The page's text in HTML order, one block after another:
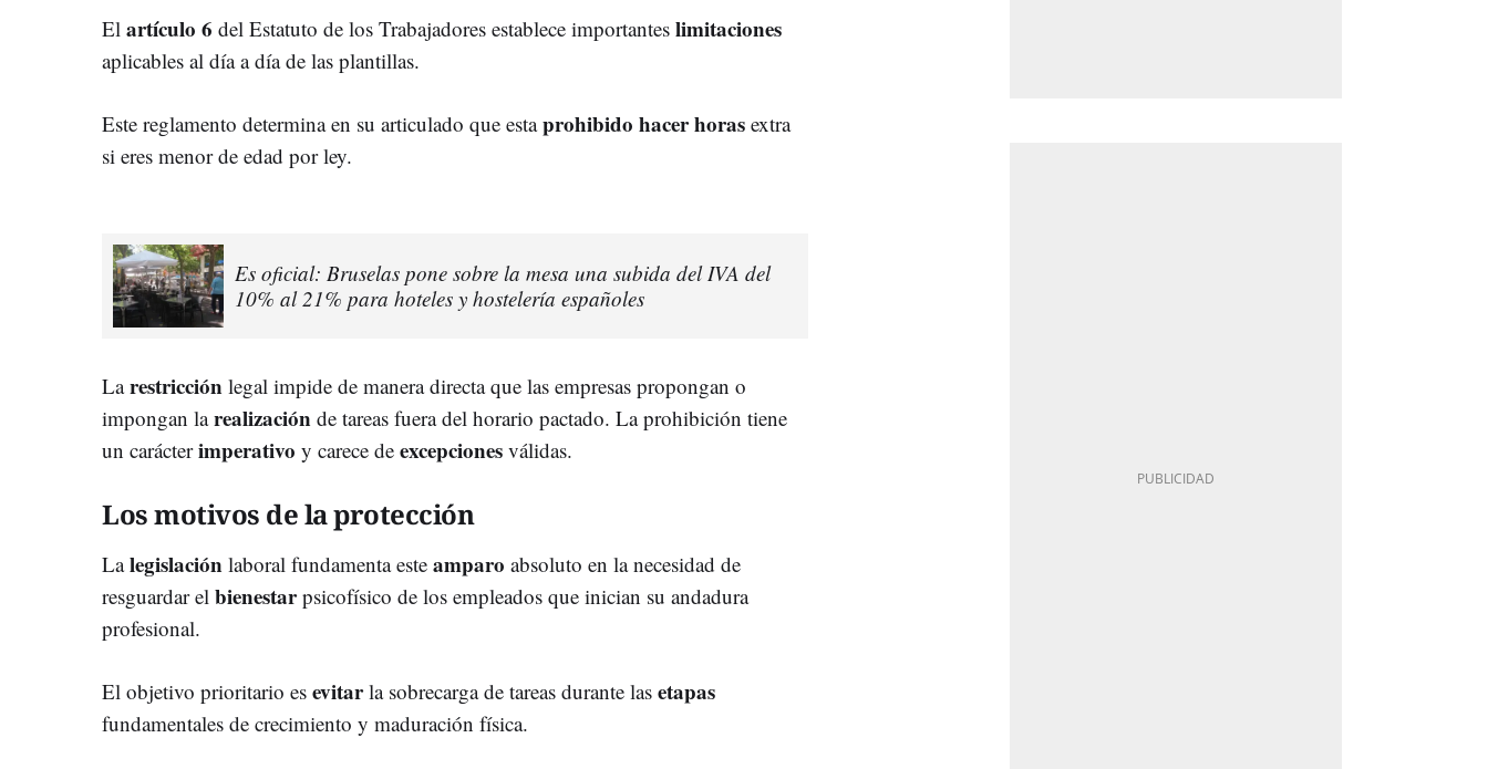
El artículo 6 del Estatuto de los Trabajadores establece importantes limitaciones
aplicables al día a día de las plantillas.
Este reglamento determina en su articulado que estaprohibido hacer horas extra
si eres menor de edad por ley.
Es oficial: Bruselas pone sobre la mesa una subida del IVA del
10% al 21% para hoteles y hostelería españoles
Larestricción legal impide de manera directa que las empresas propongan o
impongan larealización de tareas fuera del horario pactado. La prohibición tiene
un carácterimperativo y carece de excepciones válidas.
Los motivos de la protección
Lalegislación laboral fundamenta este amparo absoluto en la necesidad de
resguardar el bienestarpsicofísico de los empleados que inician su andadura
profesional.
El objetivo prioritario es evitarla sobrecarga de tareas durante las etapas
fundamentales de crecimiento y maduración física.